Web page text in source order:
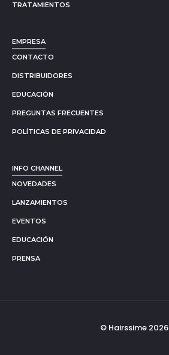
TRATAMIENTOS
EMPRESA
CONTACTO
DISTRIBUIDORES
EDUCACIÓN
PREGUNTAS FRECUENTES
POLÍTICAS DE PRIVACIDAD
INFO CHANNEL
NOVEDADES
LANZAMIENTOS
EVENTOS
EDUCACIÓN
PRENSA
© Hairssime 2026